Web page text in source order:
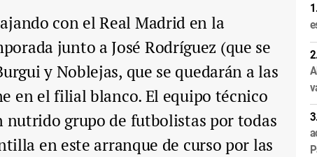
con el Real Madrid en la
junto a José Rodríguez (que se
y Noblejas, que se quedarán a las
en el filial blanco. El equipo técnico
grupo de futbolistas por todas
en este arranque de curso por las